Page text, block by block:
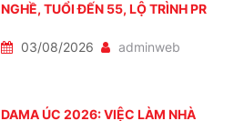
NGHỀ, TUỔI ĐẾN 55, LỘ TRÌNH PR
03/08/2026 adminweb
DAMA ÚC 2026: VIỆC LÀM NHÀ